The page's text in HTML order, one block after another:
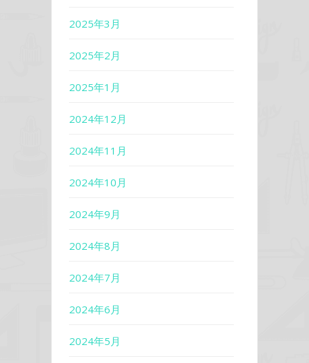
2025年3月
2025年2月
2025年1月
2024年12月
2024年11月
2024年10月
2024年9月
2024年8月
2024年7月
2024年6月
2024年5月